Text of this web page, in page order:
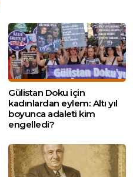
Gülistan Doku için
kadınlardan eylem: Altı yıl
boyunca adaleti kim
engelledi?